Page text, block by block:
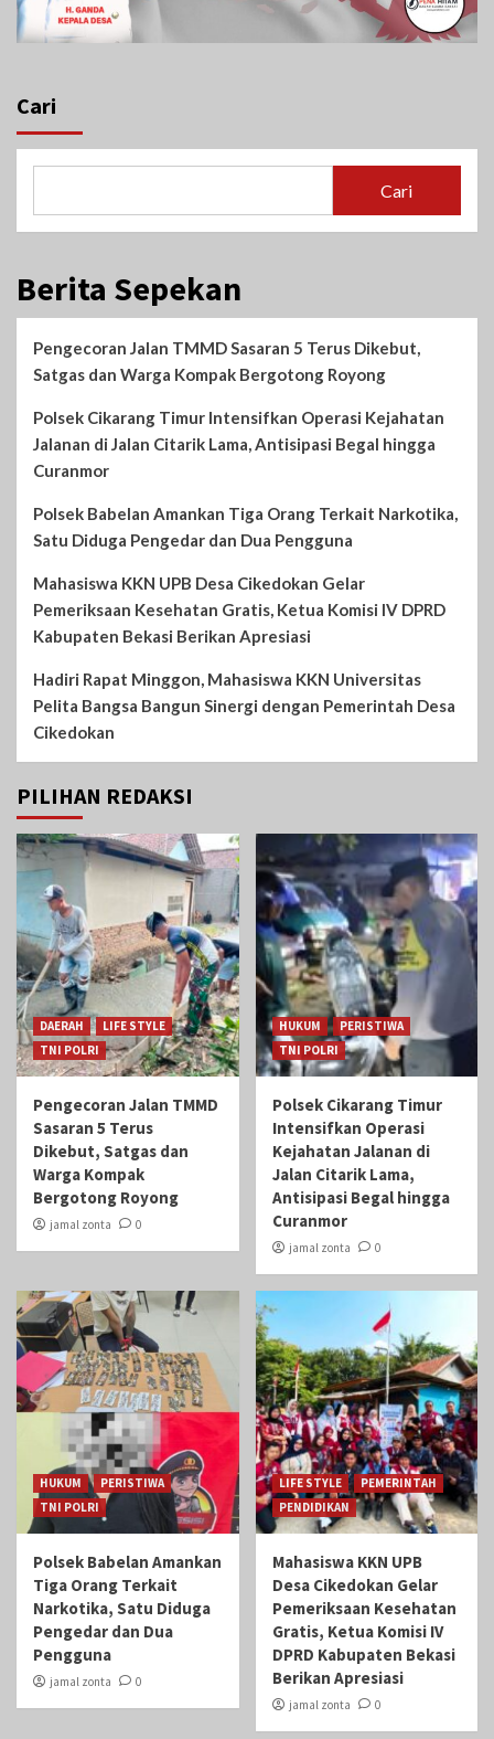
Cari
Cari
Berita Sepekan
Pengecoran Jalan TMMD Sasaran 5 Terus Dikebut,
Satgas dan Warga Kompak Bergotong Royong
Polsek Cikarang Timur Intensifkan Operasi Kejahatan
Jalanan di Jalan Citarik Lama, Antisipasi Begal hingga
Curanmor
Polsek Babelan Amankan Tiga Orang Terkait Narkotika,
Satu Diduga Pengedar dan Dua Pengguna
Mahasiswa KKN UPB Desa Cikedokan Gelar
Pemeriksaan Kesehatan Gratis, Ketua Komisi IV DPRD
Kabupaten Bekasi Berikan Apresiasi
Hadiri Rapat Minggon, Mahasiswa KKN Universitas
Pelita Bangsa Bangun Sinergi dengan Pemerintah Desa
Cikedokan
PILIHAN REDAKSI
DAERAH
LIFE STYLE
TNI POLRI
Pengecoran Jalan TMMD
Sasaran 5 Terus
Dikebut, Satgas dan
Warga Kompak
Bergotong Royong
jamal zonta 0
HUKUM
PERISTIWA
TNI POLRI
Polsek Cikarang Timur
Intensifkan Operasi
Kejahatan Jalanan di
Jalan Citarik Lama,
Antisipasi Begal hingga
Curanmor
jamal zonta 0
HUKUM
PERISTIWA
TNI POLRI
Polsek Babelan Amankan
Tiga Orang Terkait
Narkotika, Satu Diduga
Pengedar dan Dua
Pengguna
jamal zonta 0
LIFE STYLE
PEMERINTAH
PENDIDIKAN
Mahasiswa KKN UPB
Desa Cikedokan Gelar
Pemeriksaan Kesehatan
Gratis, Ketua Komisi IV
DPRD Kabupaten Bekasi
Berikan Apresiasi
jamal zonta 0